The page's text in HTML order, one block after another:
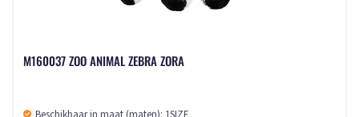
M160037 ZOO ANIMAL ZEBRA ZORA